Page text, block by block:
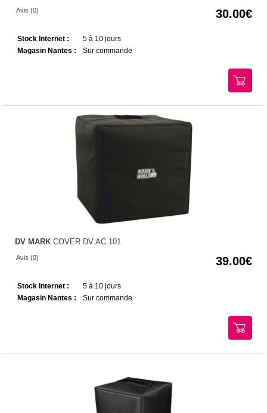
Avis (0) 30.00
Stock Internet :
5 à 10 jours
Magasin Nantes :
Sur commande
DV MARK COVER DV AC 101
Avis (0) 39.00
Stock Internet :
5 à 10 jours
Magasin Nantes :
Sur commande